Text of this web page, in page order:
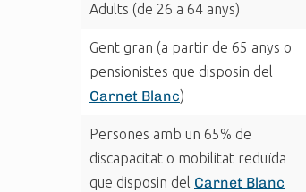
Adults (de 26 a 64 anys)
Gent gran (a partir de 65 anys o
pensionistes que disposin del
Carnet Blanc)
Persones amb un 65% de
discapacitat o mobilitat reduïda
que disposin del Carnet Blanc